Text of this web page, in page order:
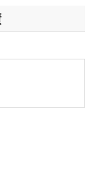
いいプレー
かみ、有終